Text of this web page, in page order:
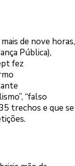
de nove horas,
Pública),
fez
“falso
trechos e que se